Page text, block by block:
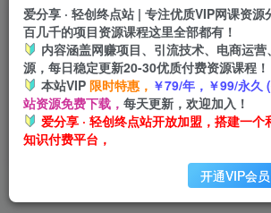
加入会员享受权益福利
爱分享 · 轻创终点站 | 专注优质VIP网课资
百几千的项目资源课程这里全部都有！
内容涵盖网赚项目、引流技术、电商运
源，每日稳定更新20-30优质付费资源课程！
本站VIP 限时特惠， ￥79/年，￥99/永久
站资源免费下载， 每天更新，欢迎加入！
爱分享 · 轻创终点站开放加盟，搭建一
知识付费平台，
开通VIP会员